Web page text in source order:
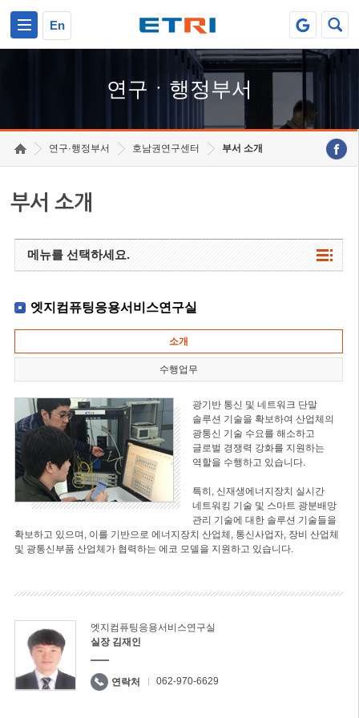
En
연구ㆍ행정부서
연구·행정부서 호남권연구센터 부서 소개
부서 소개
메뉴를 선택하세요.
엣지컴퓨팅응용서비스연구실
소개
수행업무
광기반 통신 및 네트워크 단말
솔루션 기술을 확보하여 산업체의
광통신 기술 수요를 해소하고
글로벌 경쟁력 강화를 지원하는
역할을 수행하고 있습니다.
특히, 신재생에너지장치 실시간
네트워킹 기술 및 스마트 광분배망
관리 기술에 대한 솔루션 기술들을
확보하고 있으며, 이를 기반으로 에너지장치 산업체, 통신사업자, 장비 산업체
및 광통신부품 산업체가 협력하는 에코 모델을 지원하고 있습니다.
엣지컴퓨팅응용서비스연구실
실장 김재인
연락처 062-970-6629